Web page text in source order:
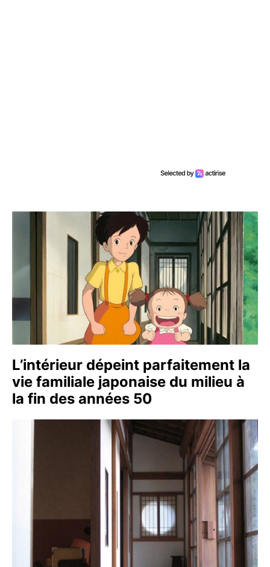
L’intérieur dépeint parfaitement la
vie familiale japonaise du milieu à
la fin des années 50